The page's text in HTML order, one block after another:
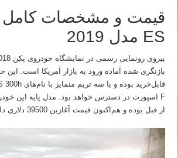
قیمت و مشخصات
ES مدل 2019
بازنگری شده آماده ورود به بازار آمریکا است. این
از قبل بوده و هم‌اکنون قیمت آغازین 39500 دلاری دارد.